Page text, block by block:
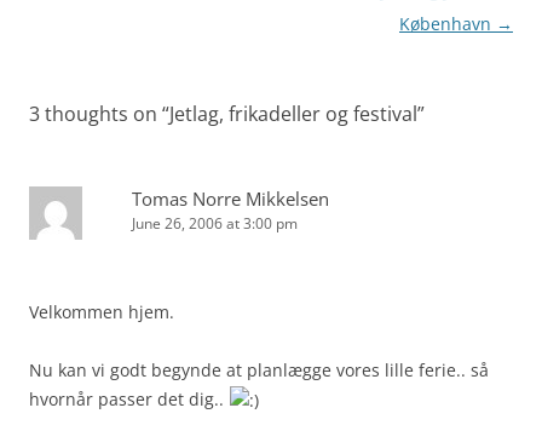
København →
3 thoughts on “Jetlag, frikadeller og festival”
Tomas Norre Mikkelsen
June 26, 2006 at 3:00 pm
Velkommen hjem.
Nu kan vi godt begynde at planlægge vores lille ferie.. så
hvornår passer det dig..